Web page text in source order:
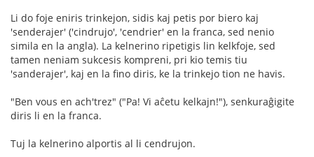
Li do foje eniris trinkejon, sidis kaj petis por biero kaj
'senderajer' ('cindrujo', 'cendrier' en la franca, sed nenio
simila en la angla). La kelnerino ripetigis lin kelkfoje, sed
tamen neniam sukcesis kompreni, pri kio temis tiu
'sanderajer', kaj en la fino diris, ke la trinkejo tion ne havis.
"Ben vous en ach'trez" ("Pa! Vi aĉetu kelkajn!"), senkuraĝigite
diris li en la franca.
Tuj la kelnerino alportis al li cendrujon.